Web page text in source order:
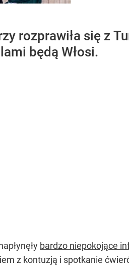
rozprawiła się z
będą Włosi.
bardzo niepokojące
z kontuzją i spotkanie